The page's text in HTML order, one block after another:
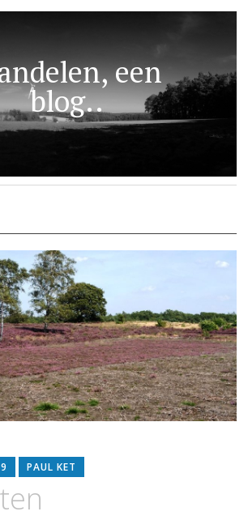
een
blog..
PAUL KET